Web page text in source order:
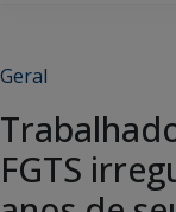
Geral
FGTS